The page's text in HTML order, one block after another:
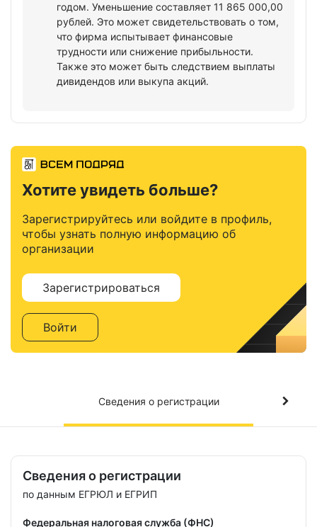
годом. Уменьшение составляет 11 865 000,00
рублей. Это может свидетельствовать о том,
что фирма испытывает финансовые
трудности или снижение прибыльности.
Также это может быть следствием выплаты
дивидендов или выкупа акций.
Хотите увидеть больше?
Зарегистрируйтесь или войдите в профиль,
чтобы узнать полную информацию об
организации
Зарегистрироваться
Войти
Сведения о регистрации
Сведения о регистрации
по данным ЕГРЮЛ и ЕГРИП
Федеральная налоговая служба (ФНС)